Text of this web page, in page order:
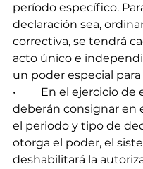
período específico.
declaración sea,
correctiva, se tendrá
acto único e
un poder especial
•	En el ejercicio de esta función, los notarios
deberán consignar en
el periodo y tipo de
otorga el poder, el
deshabilitará la